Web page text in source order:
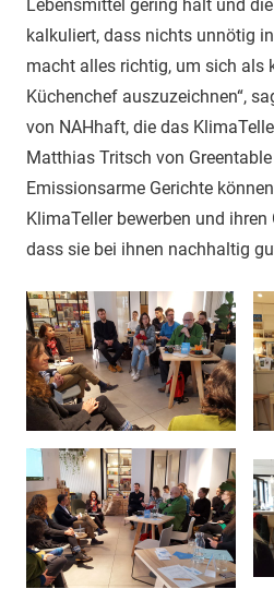
Lebensmittel gering hält und
kalkuliert, dass nichts unnötig
macht alles richtig, um sich als
Küchenchef auszuzeichnen“,
von NAHhaft, die das
Matthias Tritsch von
Emissionsarme Gerichte
KlimaTeller bewerben und
dass sie bei ihnen nachhaltig